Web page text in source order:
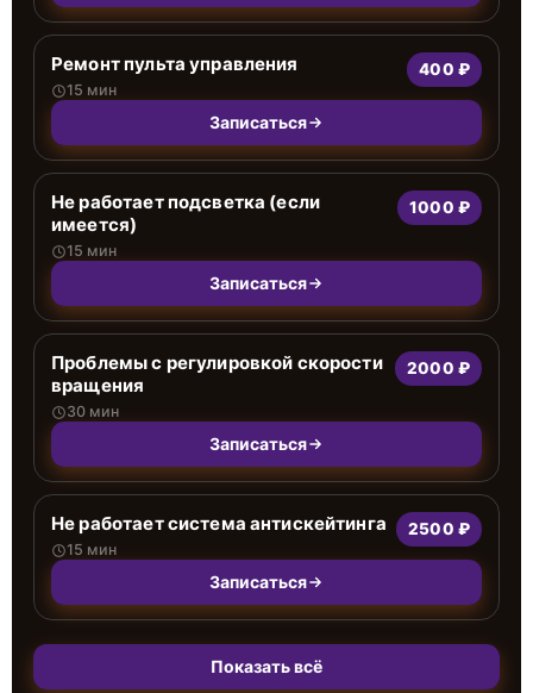
Ремонт пульта управления
15 мин
400 ₽
Записаться
Не работает подсветка (если
имеется)
15 мин
1000 ₽
Записаться
Проблемы с регулировкой скорости
вращения
30 мин
2000 ₽
Записаться
Не работает система антискейтинга
15 мин
2500 ₽
Записаться
Показать всё